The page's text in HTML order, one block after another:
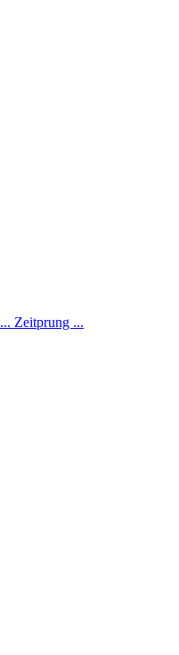
... Zeitprung ...